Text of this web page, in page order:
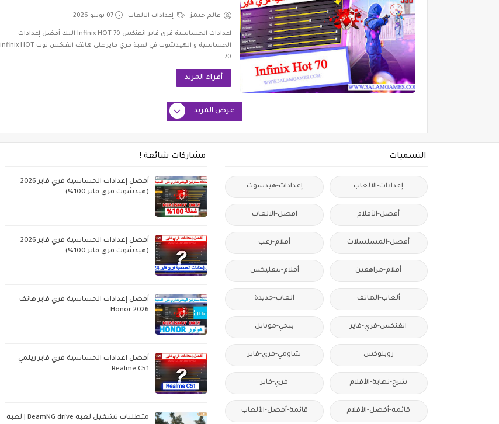
عالم جيمز إعدادات-الالعاب 07 يونيو 2026
اعدادات الحساسية فري فاير انفنكس Infinix HOT 70 اليك أفضل إعدادات
الحساسية و الهيدشوت في لعبة فري فاير على هاتف انفنكس نوت infinix HOT
70 ....
أقراء المزيد
عرض المزيد
التسميات
إعدادات-الالعاب إعدادات-هيدشوت
أفضل-الأفلام افضل-الالعاب
أفضل-المسلسلات أفلام-رعب
أفلام-مراهقين أفلام-نتفليكس
ألعاب-الهاتف العاب-جديدة
انفنكس-فري-فاير ببجي-موبايل
روبلوكس شاومي-فري-فاير
شرح-نهاية-الأفلام فري-فاير
قائمة-أفضل-الأفلام قائمة-أفضل-الألعاب
مشاركات شائعة !
أفضل إعدادات الحساسية فري فاير 2026
(هيدشوت فري فاير 100%)
أفضل إعدادات الحساسية فري فاير 2026
(هيدشوت فري فاير 100%)
أفضل إعدادات الحساسية فري فاير هاتف
Honor 2026
أفضل اعدادات الحساسية فري فاير ريلمي
Realme C51
متطلبات تشغيل لعبة BeamNG drive | لعبة